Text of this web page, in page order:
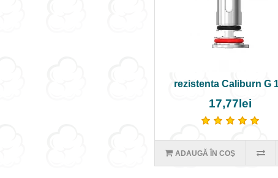
rezistenta Caliburn G
17,77lei
ADAUGĂ ÎN COŞ